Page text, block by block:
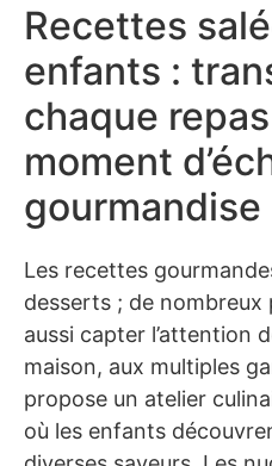
Recettes
enfants :
chaque
moment
gourmandise
Les recettes
desserts ; de nombreux
aussi capter l’attention
maison, aux multiples
propose un atelier
où les enfants